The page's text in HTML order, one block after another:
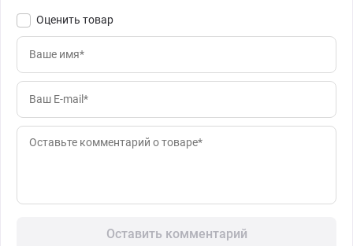
Оценить товар
Оставить комментарий